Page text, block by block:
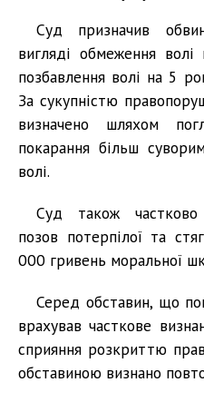
Суд призначив
вигляді обмеження
позбавлення волі на 5
За сукупністю
визначено шляхом
покарання більш
волі.
Суд також частково
позов потерпілої та
000 гривень моральної
Серед обставин, що
врахував часткове
сприяння розкриттю
обставиною визнано